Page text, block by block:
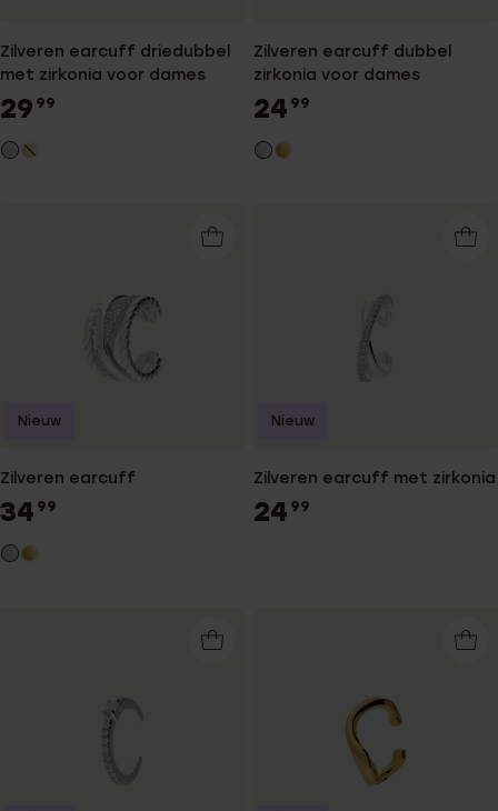
Zilveren earcuff driedubbel
met zirkonia voor dames
29 99
Zilveren earcuff dubbel
zirkonia voor dames
24 99
Zilveren earcuff
34 99
Nieuw
Zilveren earcuff met zirkonia
24 99
Nieuw